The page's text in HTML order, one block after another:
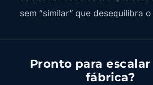
sem “similar” que desequilibra
Pronto para
fábrica?